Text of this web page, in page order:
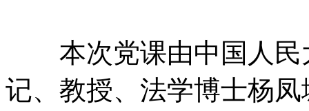
本次党课由中国人民
记、教授、法学博士杨